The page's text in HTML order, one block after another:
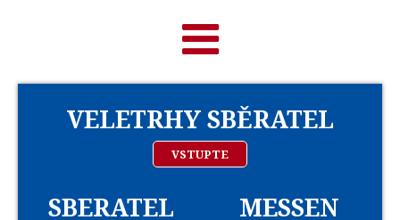
VELETRHY SBĚRATEL
VSTUPTE
SBERATEL MESSEN